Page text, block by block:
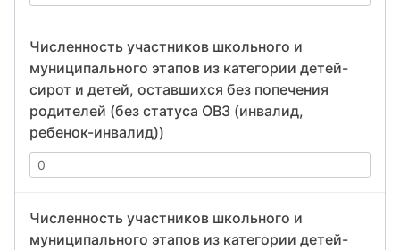
Численность участников школьного и
муниципального этапов из категории детей-
сирот и детей, оставшихся без попечения
родителей (без статуса ОВЗ (инвалид,
ребенок-инвалид))
Численность участников школьного и
муниципального этапов из категории детей-